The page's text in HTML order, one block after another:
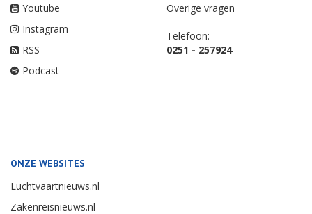
Youtube
Instagram
RSS
Podcast
Overige vragen
Telefoon:
0251 - 257924
ONZE WEBSITES
Luchtvaartnieuws.nl
Zakenreisnieuws.nl